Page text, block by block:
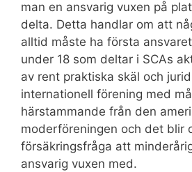
man en ansvarig vuxen på
delta. Detta handlar om att
alltid måste ha första
under 18 som deltar i SCAs
av rent praktiska skäl och
internationell förening med
härstammande från den
moderföreningen och det blir
försäkringsfråga att
ansvarig vuxen med.